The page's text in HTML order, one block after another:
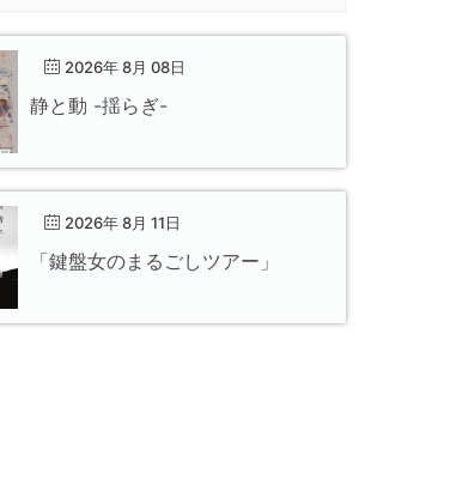
2026年 8月 08日
静と動 -揺らぎ-
2026年 8月 11日
「鍵盤女のまるごしツアー」